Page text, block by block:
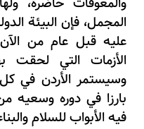
المجمل، فإن البيئة
عليه قبل عام من
الأزمات التي لحقت
وسيستمر الأردن في كل
بارزا في دوره وسعيه
فيه الأبواب للسلام